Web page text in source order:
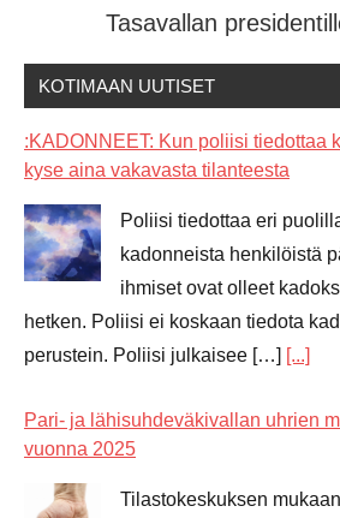
Tasavallan
KOTIMAAN UUTISET
:KADONNEET: Kun poliisi tiedottaa
kyse aina vakavasta tilanteesta
Poliisi tiedottaa eri
kadonneista henkilöistä
ihmiset ovat olleet
hetken. Poliisi ei koskaan tiedota
perustein. Poliisi julkaisee […] [...]
Pari- ja lähisuhdeväkivallan uhrien
vuonna 2025
Tilastokeskuksen